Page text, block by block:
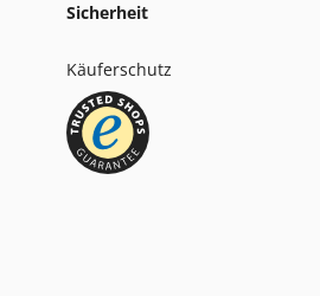
Sicherheit
Käuferschutz